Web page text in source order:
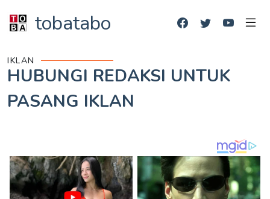
tobatabo
IKLAN
HUBUNGI REDAKSI UNTUK
PASANG IKLAN